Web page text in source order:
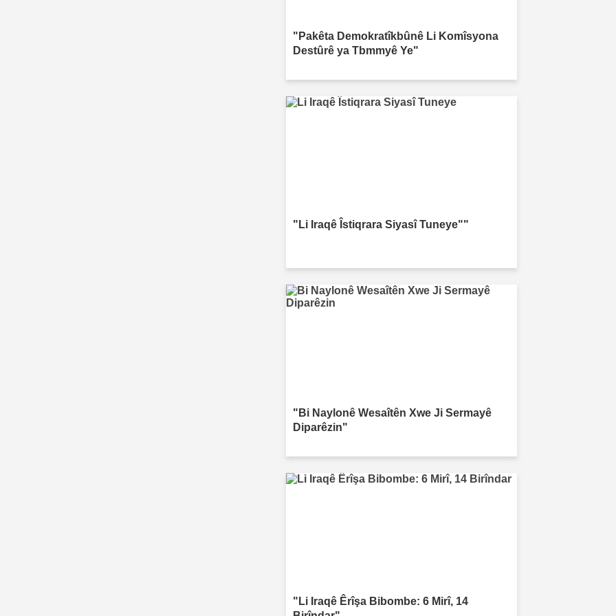
"Pakêta Demokratîkbûnê Li Komîsyona
Destûrê ya Tbmmyê Ye"
"Li Iraqê Îstiqrara Siyasî Tuneye""
"Bi Naylonê Wesaîtên Xwe Ji Sermayê
Diparêzin"
"Li Iraqê Êrîşa Bibombe: 6 Mirî, 14